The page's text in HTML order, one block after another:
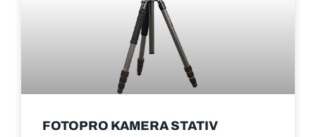
FOTOPRO KAMERA STATIV